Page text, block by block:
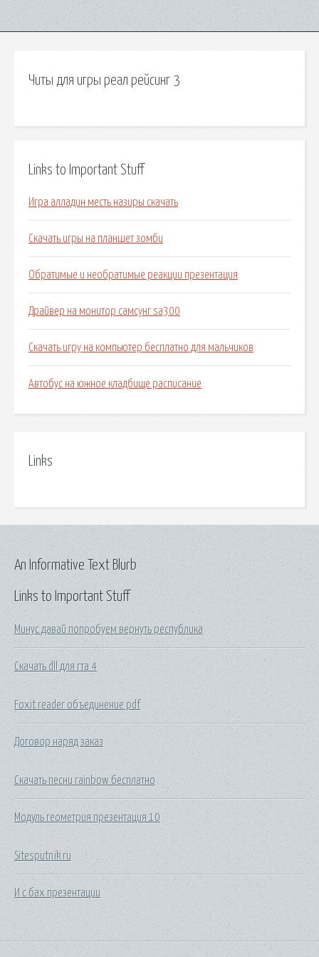
Читы для игры реал рейсинг 3
Links to Important Stuff
Игра алладин месть назиры скачать
Скачать игры на планшет зомби
Обратимые и необратимые реакции презентация
Драйвер на монитор самсунг sa300
Скачать игру на компьютер бесплатно для мальчиков
Автобус на южное кладбище расписание
Links
Links to Important Stuff
Минус давай попробуем вернуть республика
Скачать dll для гта 4
Foxit reader объединение pdf
Договор наряд заказ
Скачать песни rainbow бесплатно
Модуль геометрия презентация 10
Sitesputnik ru
И с бах презентации
An Informative Text Blurb